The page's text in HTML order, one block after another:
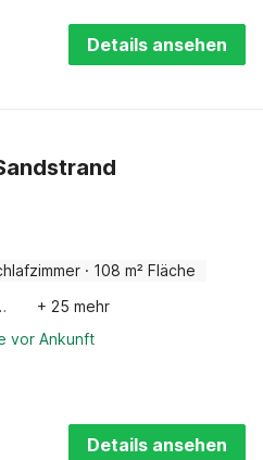
Details ansehen
· 108 m² Fläche
+ 25 mehr
vor Ankunft
Details ansehen